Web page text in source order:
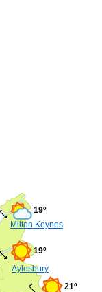
21º
Aylesbury
19º
Milton Keynes
19º